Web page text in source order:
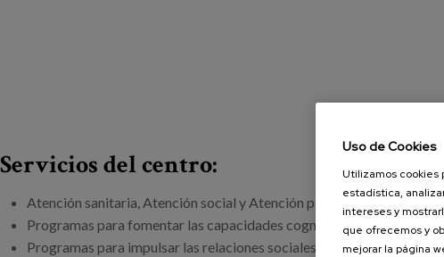
Servicios del centro:
Atención sanitaria, Atención social y Atención psicológica
Programas para fomentar las capacidades cognitivas y la
Programas para impulsar las relaciones sociales y participación
Uso de Cookies
Utilizamos cookies
estadística,
intereses y
que ofrecemos y
mejorar la página